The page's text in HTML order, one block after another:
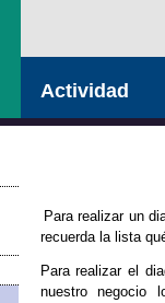
Actividad
Para realizar un
recuerda la lista
Para realizar el
nuestro negocio